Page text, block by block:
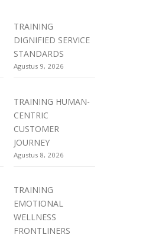
TRAINING
DIGNIFIED SERVICE
STANDARDS
Agustus 9, 2026
TRAINING HUMAN-
CENTRIC
CUSTOMER
JOURNEY
Agustus 8, 2026
TRAINING
EMOTIONAL
WELLNESS
FRONTLINERS